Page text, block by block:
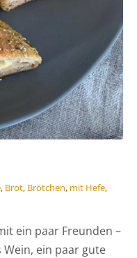
, Brot, Brötchen, mit Hefe,
ein paar Freunden –
ein paar gute